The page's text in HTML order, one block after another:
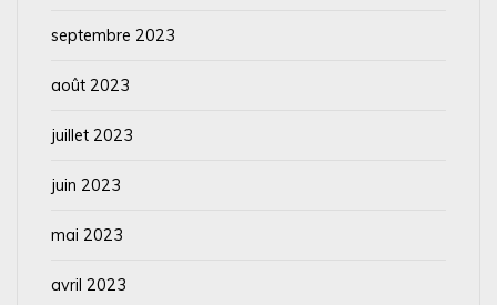
septembre 2023
août 2023
juillet 2023
juin 2023
mai 2023
avril 2023